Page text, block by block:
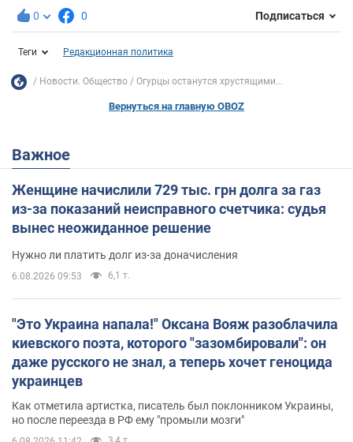
0 0 Подписаться
Теги Редакционная политика
Новости. Общество Огурцы останутся хрустящими...
Вернуться на главную OBOZ
Важное
Женщине начислили 729 тыс. грн долга за газ
из-за показаний неисправного счетчика: судья
вынес неожиданное решение
Нужно ли платить долг из-за доначисления
6.08.2026 09:53 6,1 т.
"Это Украина напала!" Оксана Вояж разоблачила
киевского поэта, которого "зазомбировали": он
даже русского не знал, а теперь хочет геноцида
украинцев
Как отметила артистка, писатель был поклонником Украины,
но после переезда в РФ ему "промыли мозги"